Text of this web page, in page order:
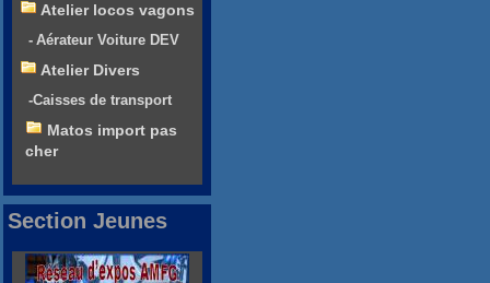
Atelier locos vagons
- Aérateur Voiture DEV
Atelier Divers
-Caisses de transport
Matos import pas
cher
Section Jeunes